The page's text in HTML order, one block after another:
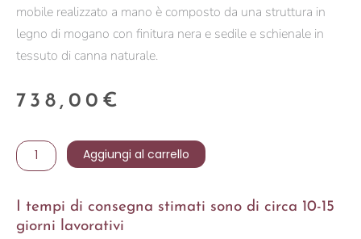
mobile realizzato a mano è composto da una struttura in
legno di mogano con finitura nera e sedile e schienale in
tessuto di canna naturale.
738,00 €
SEDIA
DA
ADAGIO
NERO
Aggiungi al carrello
I tempi di consegna stimati sono di circa 10-15
giorni lavorativi